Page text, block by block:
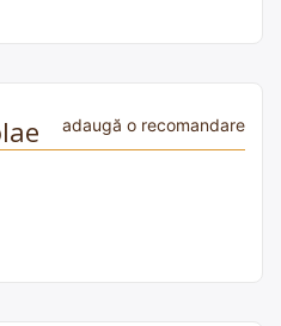
adaugă o recomandare